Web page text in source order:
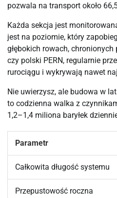
pozwala na transport około
Każda sekcja jest
jest na poziomie, który
głębokich rowach,
czy polski PERN, regularnie
rurociągu i wykrywają nawet
Nie uwierzysz, ale budowa w
to codzienna walka z
1,2–1,4 miliona baryłek
Parametr
Całkowita długość systemu
Przepustowość roczna